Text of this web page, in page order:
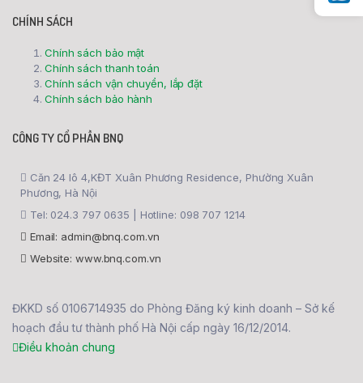
CHÍNH SÁCH
Chính sách bảo mật
Chính sách thanh toán
Chính sách vận chuyển, lắp đặt
Chính sách bảo hành
CÔNG TY CỔ PHẦN BNQ
Căn 24 lô 4,KĐT Xuân Phương Residence, Phường Xuân
Phương, Hà Nội
Tel: 024.3 797 0635 | Hotline: 098 707 1214
Email: admin@bnq.com.vn
Website: www.bnq.com.vn
ĐKKD số 0106714935 do Phòng Đăng ký kinh doanh – Sở kế
hoạch đầu tư thành phố Hà Nội cấp ngày 16/12/2014.
Điều khoản chung